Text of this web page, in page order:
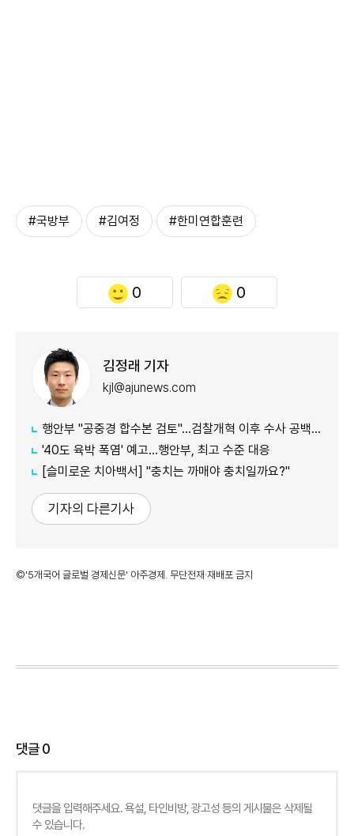
#국방부 #김여정 #한미연합훈련
0 0
김정래 기자
kjl@ajunews.com
행안부 "공중경 합수본 검토"…검찰개혁 이후 수사 공백 대응 나서
'40도 육박 폭염' 예고…행안부, 최고 수준 대응
[슬미로운 치아백서] "충치는 까매야 충치일까요?"
기자의 다른기사
©'5개국어 글로벌 경제신문' 아주경제. 무단전재·재배포 금지
댓글0